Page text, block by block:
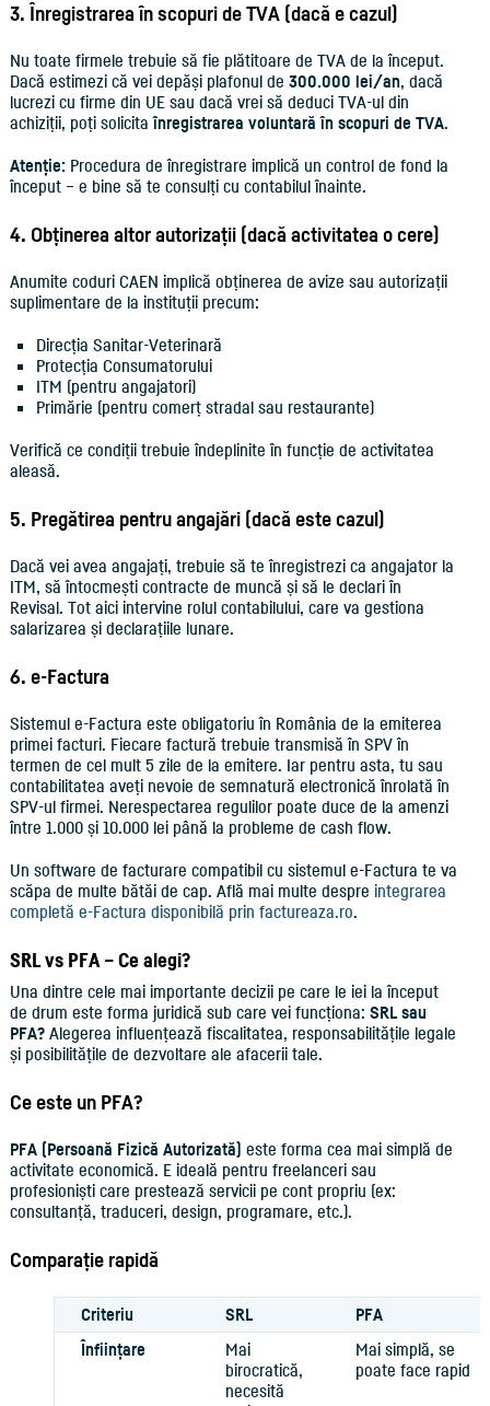
3. Înregistrarea în scopuri de TVA (dacă e cazul)
Nu toate firmele trebuie să fie plătitoare de TVA de la început.
Dacă estimezi că vei depăși plafonul de 300.000 lei/an, dacă
lucrezi cu firme din UE sau dacă vrei să deduci TVA-ul din
achiziții, poți solicitaînregistrarea voluntară în scopuri de TVA.
Atenție:Procedura de înregistrare implică un control de fond la
început – e bine să te consulți cu contabilul înainte.
4. Obținerea altor autorizații (dacă activitatea o cere)
Anumite coduri CAEN implică obținerea de avize sau autorizații
suplimentare de la instituții precum:
Direcția Sanitar-Veterinară
Protecția Consumatorului
ITM (pentru angajatori)
Primărie (pentru comerț stradal sau restaurante)
Verifică ce condiții trebuie îndeplinite în funcție de activitatea
aleasă.
5. Pregătirea pentru angajări (dacă este cazul)
Dacă vei avea angajați, trebuie să te înregistrezi ca angajator la
ITM, să întocmești contracte de muncă și să le declari în
Revisal. Tot aici intervine rolul contabilului, care va gestiona
salarizarea și declarațiile lunare.
6. e-Factura
Sistemul e-Factura este obligatoriu în România de la emiterea
primei facturi. Fiecare factură trebuie transmisă în SPV în
termen de cel mult 5 zile de la emitere. Iar pentru asta, tu sau
contabilitatea aveți nevoie de semnatură electronică înrolată în
SPV-ul firmei. Nerespectarea regulilor poate duce de la amenzi
între 1.000 și 10.000 lei până la probleme de cash flow.
Un software de facturare compatibil cu sistemul e-Factura te va
scăpa de multe bătăi de cap. Află mai multe despre integrarea
completă e-Factura disponibilă prin factureaza.ro.
SRL vs PFA – Ce alegi?
Una dintre cele mai importante decizii pe care le iei la început
de drum este forma juridică sub care vei funcționa: SRL sau
PFA?Alegerea influențează fiscalitatea, responsabilitățile legale
și posibilitățile de dezvoltare ale afacerii tale.
Ce este un PFA?
PFA (Persoană Fizică Autorizată) este forma cea mai simplă de
activitate economică. E ideală pentru freelanceri sau
profesioniști care prestează servicii pe cont propriu (ex:
consultanță, traduceri, design, programare, etc.).
Comparație rapidă
Criteriu SRL
PFA
Înființare
Mai
birocratică,
necesită
Mai simplă, se
poate face rapid